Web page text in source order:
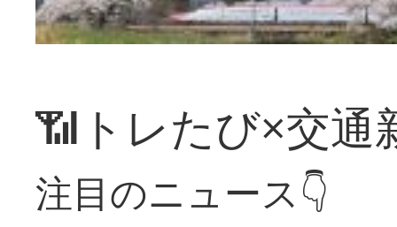
📶トレたび×交通
注目のニュース👇